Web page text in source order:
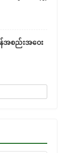
စည်းအဝေး